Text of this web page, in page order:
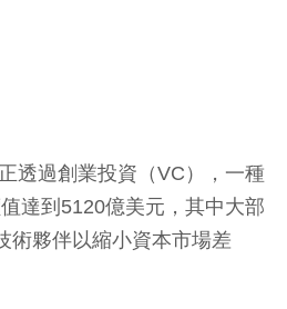
透過創業投資（VC），一種
達到5120億美元，其中大部
術夥伴以縮小資本市場差